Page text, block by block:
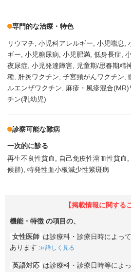
専門的な治療・特色
リウマチ 小児科アレルギー 小児喘息
ギー 小児糖尿病 小児肥満 低身長症
夜尿症 小児発達障害 児童期/思春期精
種 肝炎ワクチン 子宮頸がんワクチン
ルエンザワクチン
麻疹・風疹混合(MR)
チン(乳幼児)
診察可能な難病
一次的に診る
再生不良性貧血
自己免疫性溶血性貧血
候群) 特発性血小板減少性紫斑病
【掲載情報に関する
機能・特徴 の項目の、
女性医師 は診療科・診療日時によっ
あります
詳しく見る
英語対応 は診療科・診療日時等によ